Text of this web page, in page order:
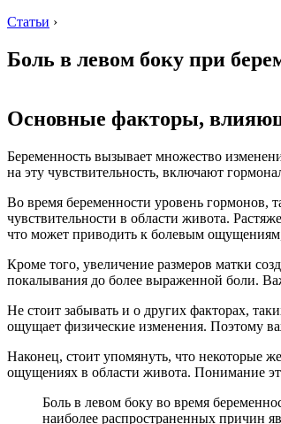
Статьи ›
Боль в левом боку при
Основные факторы,
Беременность вызывает множество
на эту чувствительность, включают
Во время беременности уровень гормонов,
чувствительности в области живота.
что может приводить к болевым
Кроме того, увеличение размеров матки
покалывания до более выраженной боли.
Не стоит забывать и о других факторах,
ощущает физические изменения. Поэтому
Наконец, стоит упомянуть, что некоторые
ощущениях в области живота. Понимание
Боль в левом боку во время
наиболее распространенных причин